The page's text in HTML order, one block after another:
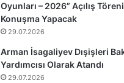
Oyunları – 2026” Açılış
Konuşma Yapacak
29.07.2026
Arman İsagaliyev Dışişleri
Yardımcısı Olarak Atandı
29.07.2026